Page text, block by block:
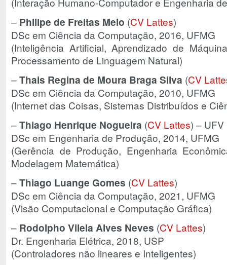
– Philipe de Freitas Melo (CV Lattes)
DSc em Ciência da Computação, 2016, UFMG
(Inteligência Artificial, Aprendizado de
Processamento de Linguagem Natural)
–Thais Regina de Moura Braga Silva (CV
DSc em Ciência da Computação, 2010, UFMG
(Internet das Coisas, Sistemas Distribuídos e
–Thiago Henrique Nogueira (CV Lattes) –
DSc em Engenharia de Produção, 2014, UFMG
(Gerência de Produção, Engenharia
Modelagem Matemática)
–Thiago Luange Gomes (CV Lattes)
DSc em Ciência da Computação, 2021, UFMG
(Visão Computacional e Computação Gráfica)
– Rodolpho Vilela Alves Neves (CV Lattes)
Dr. Engenharia Elétrica, 2018, USP
(Controladores não lineares e Inteligentes)